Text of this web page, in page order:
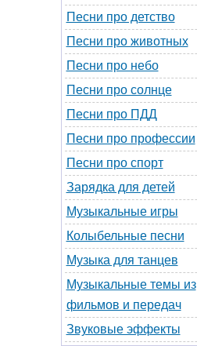
Песни про детство
Песни про животных
Песни про небо
Песни про солнце
Песни про ПДД
Песни про профессии
Песни про спорт
Зарядка для детей
Музыкальные игры
Колыбельные песни
Музыка для танцев
Музыкальные темы из
фильмов и передач
Звуковые эффекты